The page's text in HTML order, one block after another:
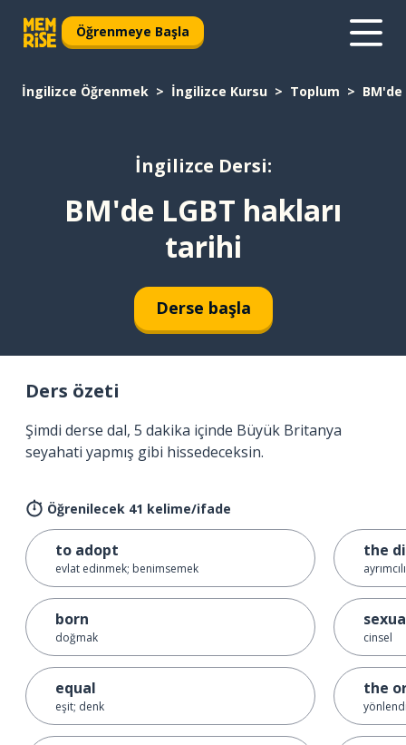
Öğrenmeye Başla
İngilizce Öğrenmek İngilizce Kursu Toplum
İngilizce Dersi:
BM'de LGBT hakları
tarihi
Derse başla
Ders özeti
Şimdi derse dal, 5 dakika içinde Büyük Britanya
seyahati yapmış gibi hissedeceksin.
Öğrenilecek 41 kelime/ifade
to adopt
evlat edinmek; benimsemek
born
doğmak
equal
eşit; denk
the
cinsel
the